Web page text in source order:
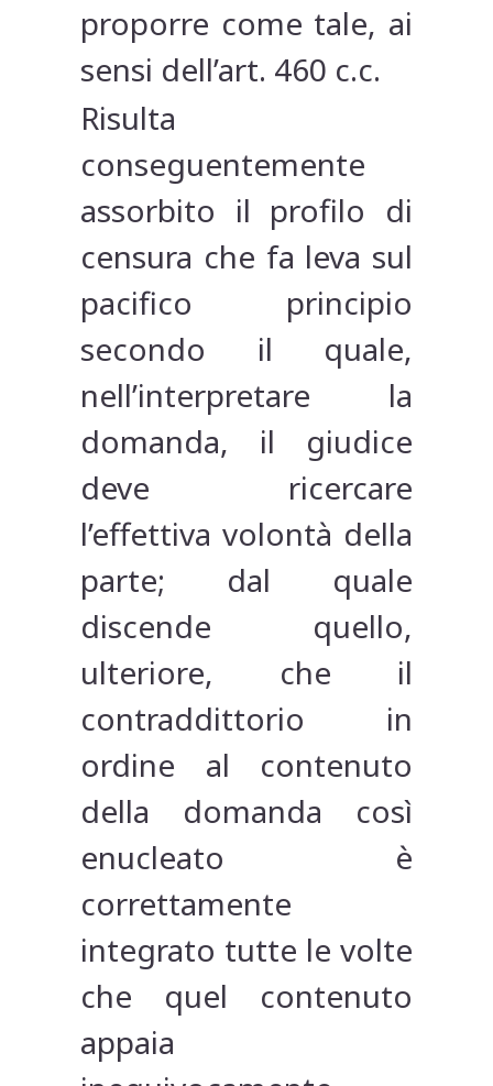
proporre come tale, ai
sensi dell’art. 460 c.c.
Risulta
conseguentemente
assorbito il profilo di
censura che fa leva sul
pacifico principio
secondo il quale,
nell’interpretare la
domanda, il giudice
deve ricercare
l’effettiva volontà della
parte; dal quale
discende quello,
ulteriore, che il
contraddittorio in
ordine al contenuto
della domanda così
enucleato è
correttamente
integrato tutte le volte
che quel contenuto
appaia